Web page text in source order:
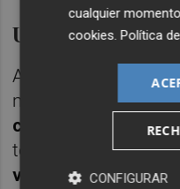
Un duelo
Aunque no estén
momento, los
clásico
. En
total de
115
valencianistas,20
cualquier
cookies.Política
CONFIGURAR